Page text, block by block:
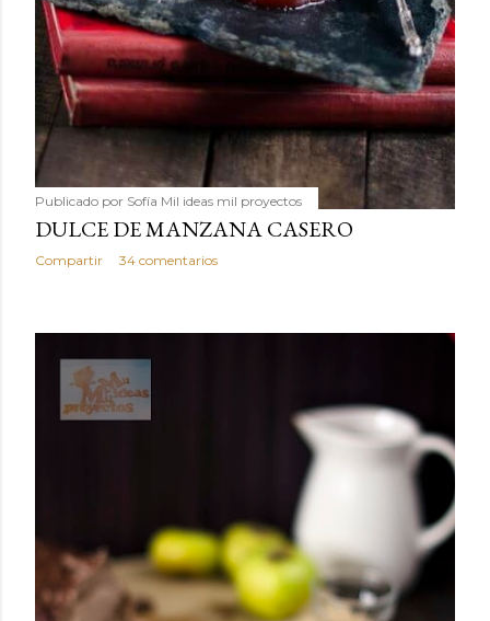
Publicado por Sofía Mil ideas mil proyectos
DULCE DE MANZANA CASERO
Compartir 34 comentarios